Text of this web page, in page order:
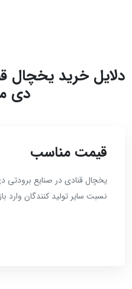
دلایل خرید یخچال
دی
قیمت مناسب
یخچال قنادی در صنایع برودتی
نسبت سایر تولید کنندگان وارد